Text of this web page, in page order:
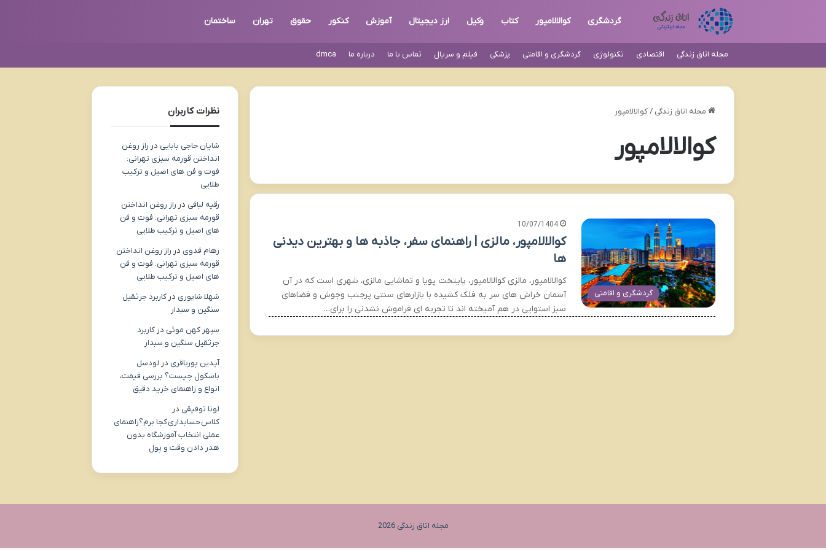
گردشگری کوالالامپور کتاب وکیل ارز دیجیتال آموزش کنکور حقوق تهران ساختمان
مجله اتاق زندگی اقتصادی تکنولوژی گردشگری و اقامتی پزشکی فیلم و سریال تماس با ما درباره ما dmca
مجله اتاق زندگی / کوالالامپور
کوالالامپور
گردشگری و اقامتی
10/07/1404
کوالالامپور، مالزی | راهنمای سفر، جاذبه ها و بهترین دیدنی
ها
کوالالامپور، مالزی کوالالامپور، پایتخت پویا و تماشایی مالزی، شهری است که در آن
آسمان خراش های سر به فلک کشیده با بازارهای سنتی پرجنب وجوش و فضاهای
سبز استوایی در هم آمیخته اند تا تجربه ای فراموش نشدنی را برای…
نظرات کاربران
شایان حاجی بابایی در راز روغن
انداختن قورمه سبزی تهرانی:
فوت و فن های اصیل و ترکیب
طلایی
رقیه لبافی در راز روغن انداختن
قورمه سبزی تهرانی: فوت و فن
های اصیل و ترکیب طلایی
رهام فدوی در راز روغن انداختن
قورمه سبزی تهرانی: فوت و فن
های اصیل و ترکیب طلایی
شهلا شاپوری در کاربرد جرثقیل
سنگین و سبدار
سپهر کهن موئی در کاربرد
جرثقیل سنگین و سبدار
آیدین پورباقری در لودسل
باسکول چیست؟ بررسی قیمت،
انواع و راهنمای خرید دقیق
لونا توفیقی در
کلاس حسابداری کجا برم؟راهنمای
عملی انتخاب آموزشگاه بدون
هدر دادن وقت و پول
مجله اتاق زندگی 2026